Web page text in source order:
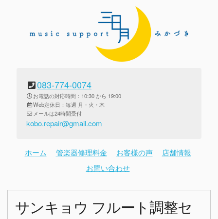
083-774-0074
お電話の対応時間：10:30 から 19:00
Web定休日：毎週 月・火・木
メールは24時間受付
kobo.repair@gmail.com
ホーム 管楽器修理料金 お客様の声
店舗情報
お問い合わせ
サンキョウ フルート調整セ